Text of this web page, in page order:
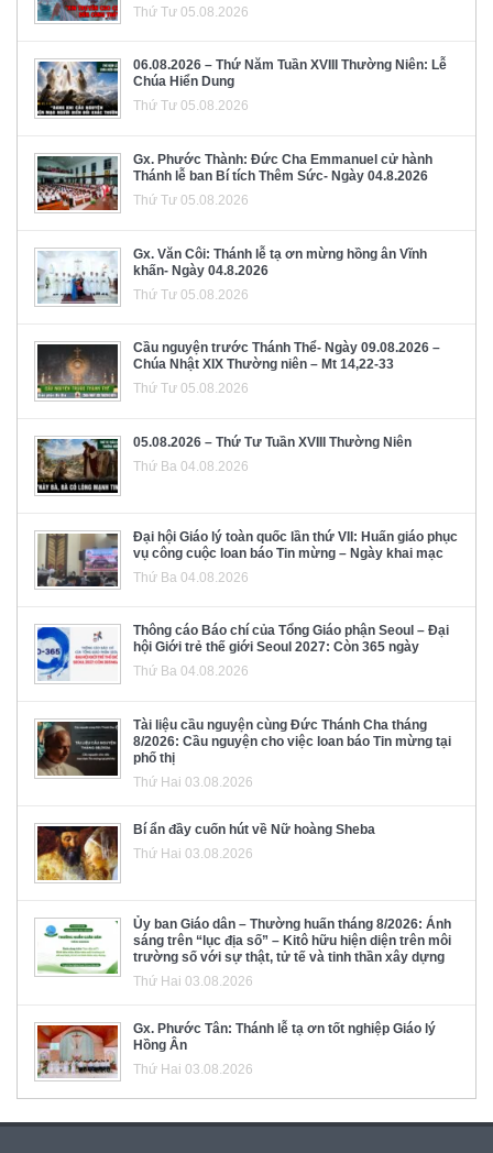
Thứ Tư 05.08.2026
06.08.2026 – Thứ Năm Tuần XVIII Thường Niên: Lễ
Chúa Hiển Dung
Thứ Tư 05.08.2026
Gx. Phước Thành: Đức Cha Emmanuel cử hành
Thánh lễ ban Bí tích Thêm Sức- Ngày 04.8.2026
Thứ Tư 05.08.2026
Gx. Văn Côi: Thánh lễ tạ ơn mừng hồng ân Vĩnh
khấn- Ngày 04.8.2026
Thứ Tư 05.08.2026
Cầu nguyện trước Thánh Thể- Ngày 09.08.2026 –
Chúa Nhật XIX Thường niên – Mt 14,22-33
Thứ Tư 05.08.2026
05.08.2026 – Thứ Tư Tuần XVIII Thường Niên
Thứ Ba 04.08.2026
Đại hội Giáo lý toàn quốc lần thứ VII: Huấn giáo phục
vụ công cuộc loan báo Tin mừng – Ngày khai mạc
Thứ Ba 04.08.2026
Thông cáo Báo chí của Tổng Giáo phận Seoul – Đại
hội Giới trẻ thế giới Seoul 2027: Còn 365 ngày
Thứ Ba 04.08.2026
Tài liệu cầu nguyện cùng Đức Thánh Cha tháng
8/2026: Cầu nguyện cho việc loan báo Tin mừng tại
phố thị
Thứ Hai 03.08.2026
Bí ẩn đầy cuốn hút về Nữ hoàng Sheba
Thứ Hai 03.08.2026
Ủy ban Giáo dân – Thường huấn tháng 8/2026: Ánh
sáng trên “lục địa số” – Kitô hữu hiện diện trên môi
trường số với sự thật, tử tế và tinh thần xây dựng
Thứ Hai 03.08.2026
Gx. Phước Tân: Thánh lễ tạ ơn tốt nghiệp Giáo lý
Hồng Ân
Thứ Hai 03.08.2026